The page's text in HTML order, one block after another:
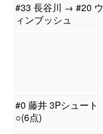
#33 長谷川 → #20 ウ
ィンブッシュ
#0 藤井 3Pシュート
○(6点)